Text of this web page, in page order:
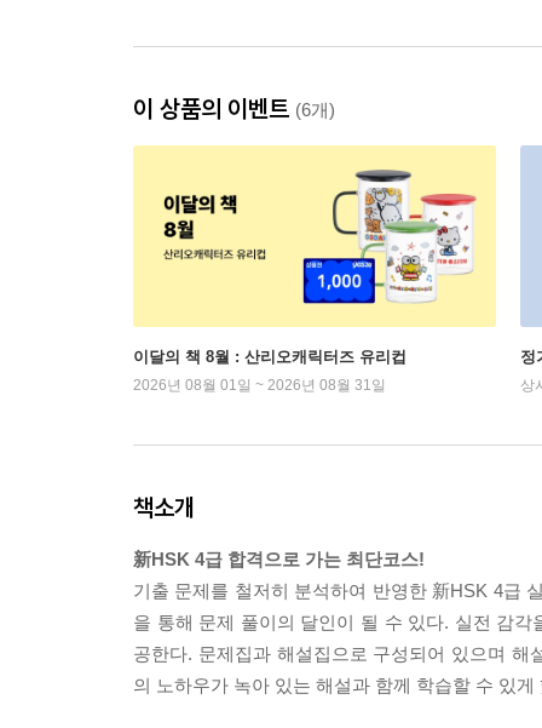
이 상품의 이벤트 (6개)
이달의 책 8월 : 산리오캐릭터즈 유리컵
2026년 08월 01일 ~ 2026년 08월 31일
정
상
책소개
新HSK 4급 합격으로 가는 최단코스!
기출 문제를 철저히 분석하여 반영한 新HSK 4급
을 통해 문제 풀이의 달인이 될 수 있다. 실전 감
공한다. 문제집과 해설집으로 구성되어 있으며
의 노하우가 녹아 있는 해설과 함께 학습할 수 있게